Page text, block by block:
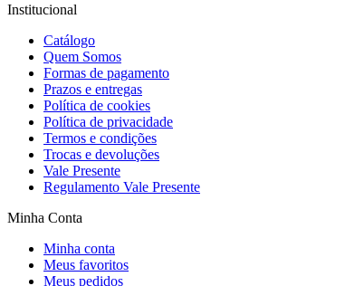
Institucional
Catálogo
Quem Somos
Formas de pagamento
Prazos e entregas
Política de cookies
Política de privacidade
Termos e condições
Trocas e devoluções
Vale Presente
Regulamento Vale Presente
Minha Conta
Minha conta
Meus favoritos
Meus pedidos